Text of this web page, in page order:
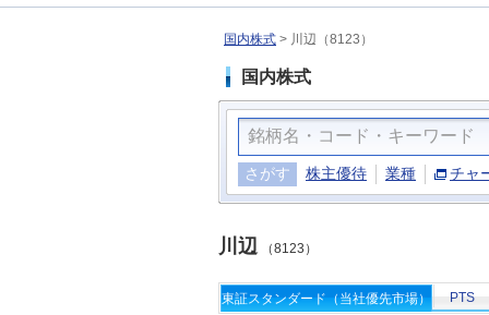
国内株式 > 川辺（8123）
国内株式
さがす 株主優待 業種 チャ
川辺 （8123）
東証スタンダード（当社優先市場） PTS